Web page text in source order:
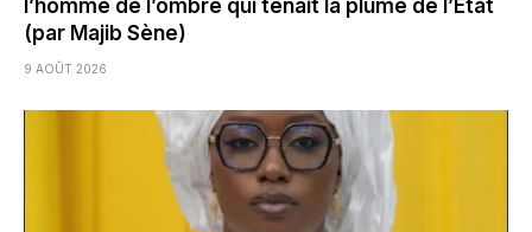
l’homme de l’ombre qui tenait la plume de l’État
(par Majib Sène)
9 AOÛT 2026